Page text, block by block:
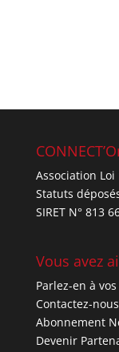
Association Loi
Statuts
SIRET N° 813
Vous avez
Parlez-en à
Contactez-nous
Abonnement
Devenir